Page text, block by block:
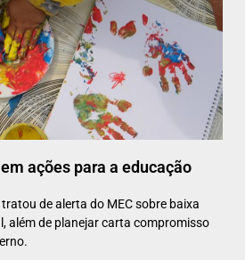
ações para a educação
de alerta do MEC sobre baixa
além de planejar carta compromisso